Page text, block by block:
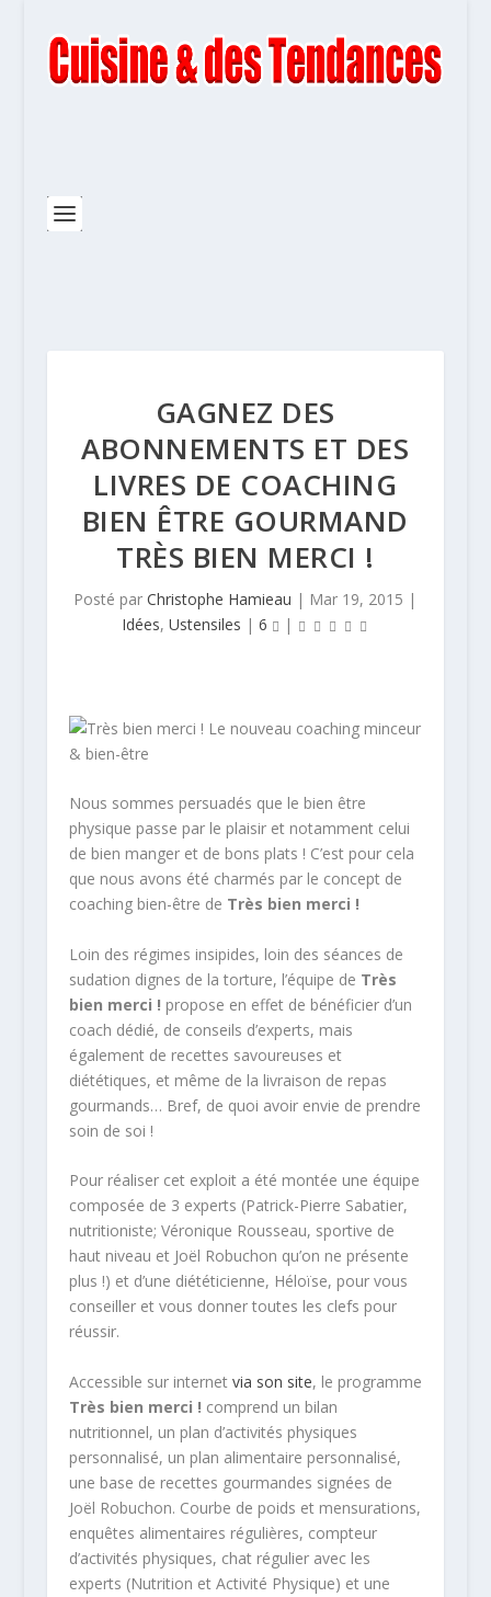
GAGNEZ DES
ABONNEMENTS ET DES
LIVRES DE COACHING
BIEN ÊTRE GOURMAND
TRÈS BIEN MERCI !
Posté parChristophe Hamieau | Mar 19, 2015 |
Idées, Ustensiles | 6 |
Nous sommes persuadés que le bien être
physique passe par le plaisir et notamment celui
de bien manger et de bons plats ! C’est pour cela
que nous avons été charmés par le concept de
coaching bien-­être de Très bien merci !
Loin des régimes insipides, loin des séances de
sudation dignes de la torture, l’équipe de Très
bien merci ! propose en effet de bénéficier d’un
coach dédié, de conseils d’experts, mais
également de recettes savoureuses et
diététiques, et même de la livraison de repas
gourmands… Bref, de quoi avoir envie de prendre
soin de soi !
Pour réaliser cet exploit a été montée une équipe
composée de 3 experts (Patrick-Pierre Sabatier,
nutritioniste; Véronique Rousseau, sportive de
haut niveau et Joël Robuchon qu’on ne présente
plus !) et d’une diététicienne, Héloïse, pour vous
conseiller et vous donner toutes les clefs pour
réussir.
Accessible sur internet via son site, le programme
Très bien merci ! comprend un bilan
nutritionnel, un plan d’activités physiques
personnalisé, un plan alimentaire personnalisé,
une base de recettes gourmandes signées de
Joël Robuchon. Courbe de poids et mensurations,
enquêtes alimentaires régulières, compteur
d’activités physiques, chat régulier avec les
experts (Nutrition et Activité Physique) et une